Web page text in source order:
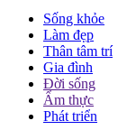
Sống khỏe
Làm đẹp
Thân tâm trí
Gia đình
Đời sống
Ẩm thực
Phát triển